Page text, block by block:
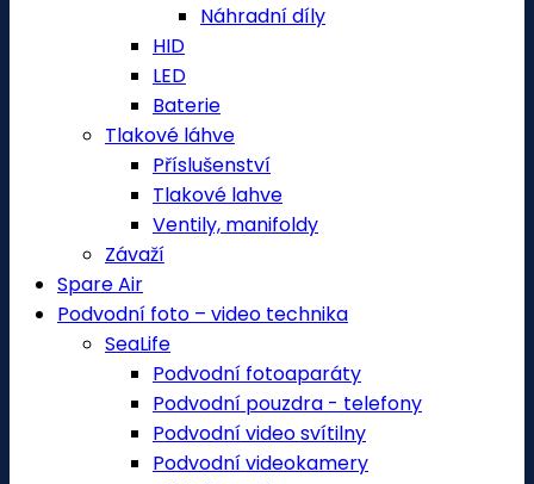
Náhradní díly
HID
LED
Baterie
Tlakové láhve
Příslušenství
Tlakové lahve
Ventily, manifoldy
Závaží
Spare Air
Podvodní foto – video technika
SeaLife
Podvodní fotoaparáty
Podvodní pouzdra - telefony
Podvodní video svítilny
Podvodní videokamery